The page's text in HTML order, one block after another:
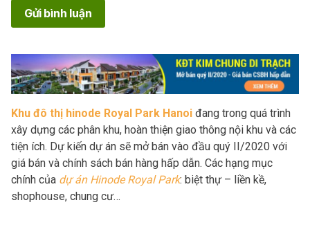
Gửi bình luận
Khu đô thị hinode Royal Park Hanoi đang trong quá trình
xây dựng các phân khu, hoàn thiện giao thông nội khu và các
tiện ích. Dự kiến dự án sẽ mở bán vào đầu quý II/2020 với
giá bán và chính sách bán hàng hấp dẫn. Các hạng mục
chính của dự án Hinode Royal Park: biệt thự – liền kề,
shophouse, chung cư…